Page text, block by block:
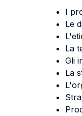
I
Le
La
Gli
La